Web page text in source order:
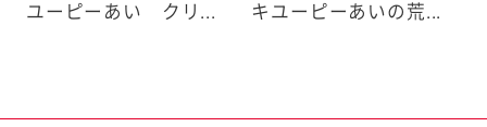
ユーピーあい クリ...
キユーピーあいの荒...